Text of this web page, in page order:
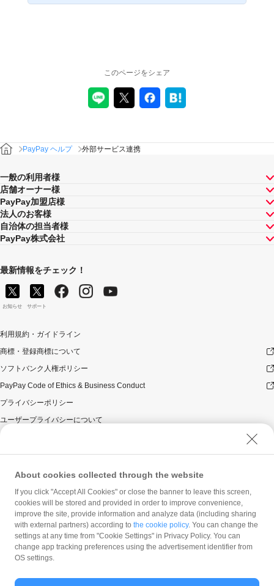
このページをシェア
PayPay ヘルプ 外部サービス連携
一般の利用者様
店舗オーナー様
PayPay加盟店様
法人のお客様
自治体の担当者様
PayPay株式会社
最新情報をチェック！
お知らせ サポート
利用規約・ガイドライン
商標・登録商標について
ソフトバンク人権ポリシー
PayPay Code of Ethics & Business Conduct
プライバシーポリシー
ユーザープライバシーについて
ウェブサイト利用規約
反社会的勢力に対する方針
勧誘方針
マネロン等基本方針
カスタマーハラスメントに関する当社の考え方
About cookies collected through the website
If you click "Accept All Cookies" or close the banner to leave this screen,
cookies will be stored and provided in order to improve convenience,
improve the site, provide information and analyze data (including sharing
with external partners) according to the cookie policy. You can change the
settings at any time from "Cookie Settings" in Privacy Policy. You can
change app tracking preferences using the advertisement identifier from
OS settings.